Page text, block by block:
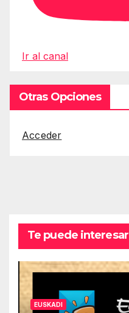
Ir al canal
Otras Opciones
Acceder
Te puede interesar
EUSKADI